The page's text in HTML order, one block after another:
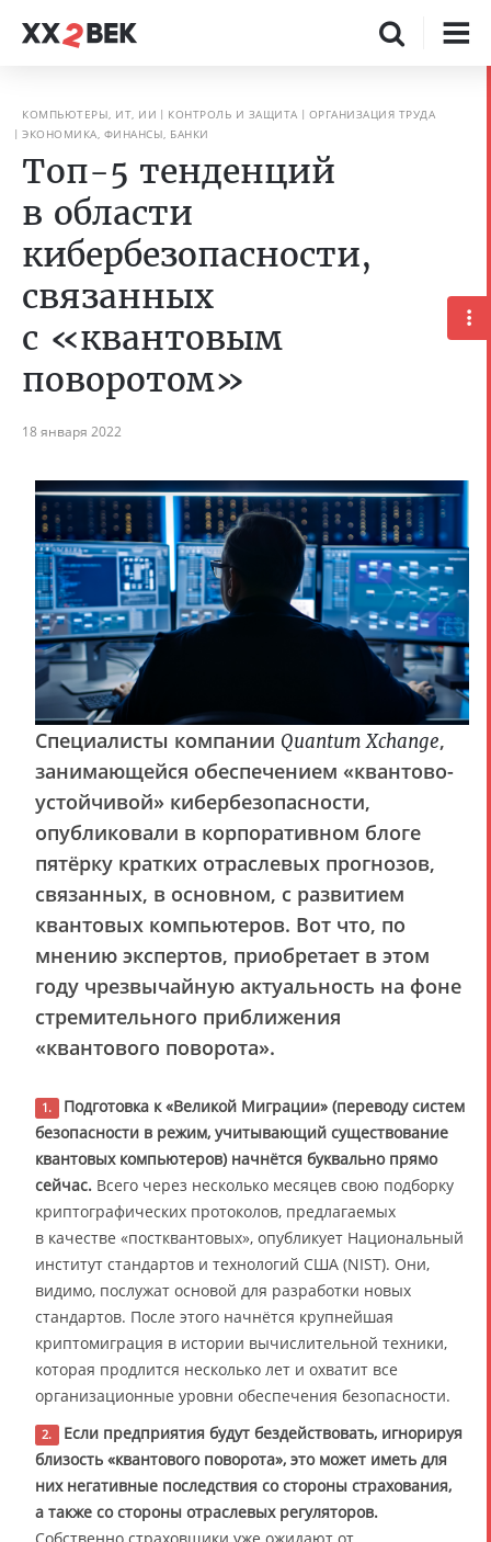
КОМПЬЮТЕРЫ, ИТ, ИИ КОНТРОЛЬ И ЗАЩИТА
ОРГАНИЗАЦИЯ ТРУДА
ЭКОНОМИКА, ФИНАНСЫ, БАНКИ
Топ-5 тенденций
в области
кибербезопасности,
связанных
с «квантовым
поворотом»
18 января 2022
Специалисты компании Quantum Xchange,
занимающейся обеспечением «квантово-
устойчивой» кибербезопасности,
опубликовали в корпоративном блоге
пятёрку кратких отраслевых прогнозов,
связанных, в основном, с развитием
квантовых компьютеров. Вот что, по
мнению экспертов, приобретает в этом
году чрезвычайную актуальность на фоне
стремительного приближения
«квантового поворота».
1.
Подготовка к «Великой Миграции» (переводу систем
безопасности в режим, учитывающий существование
квантовых компьютеров) начнётся буквально прямо
сейчас. Всего через несколько месяцев свою подборку
криптографических протоколов, предлагаемых
в качестве «постквантовых», опубликует Национальный
институт стандартов и технологий США (NIST). Они,
видимо, послужат основой для разработки новых
стандартов. После этого начнётся крупнейшая
криптомиграция в истории вычислительной техники,
которая продлится несколько лет и охватит все
организационные уровни обеспечения безопасности.
2.
Если предприятия будут бездействовать, игнорируя
близость «квантового поворота», это может иметь для
них негативные последствия со стороны страхования,
а также со стороны отраслевых регуляторов.